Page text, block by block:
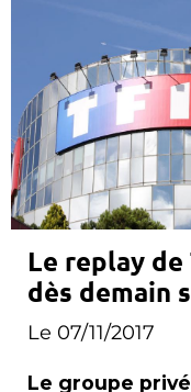
Le replay
dès demain
Le 07/11/2017
Le groupe